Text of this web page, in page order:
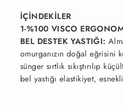
İÇİNDEKİLER
1-%100 VISCO
BEL DESTEK YASTIĞI:
omurganızın doğal eğrisini
sünger sırtlık sıkıştırılıp
bel yastığı elastikiyet,